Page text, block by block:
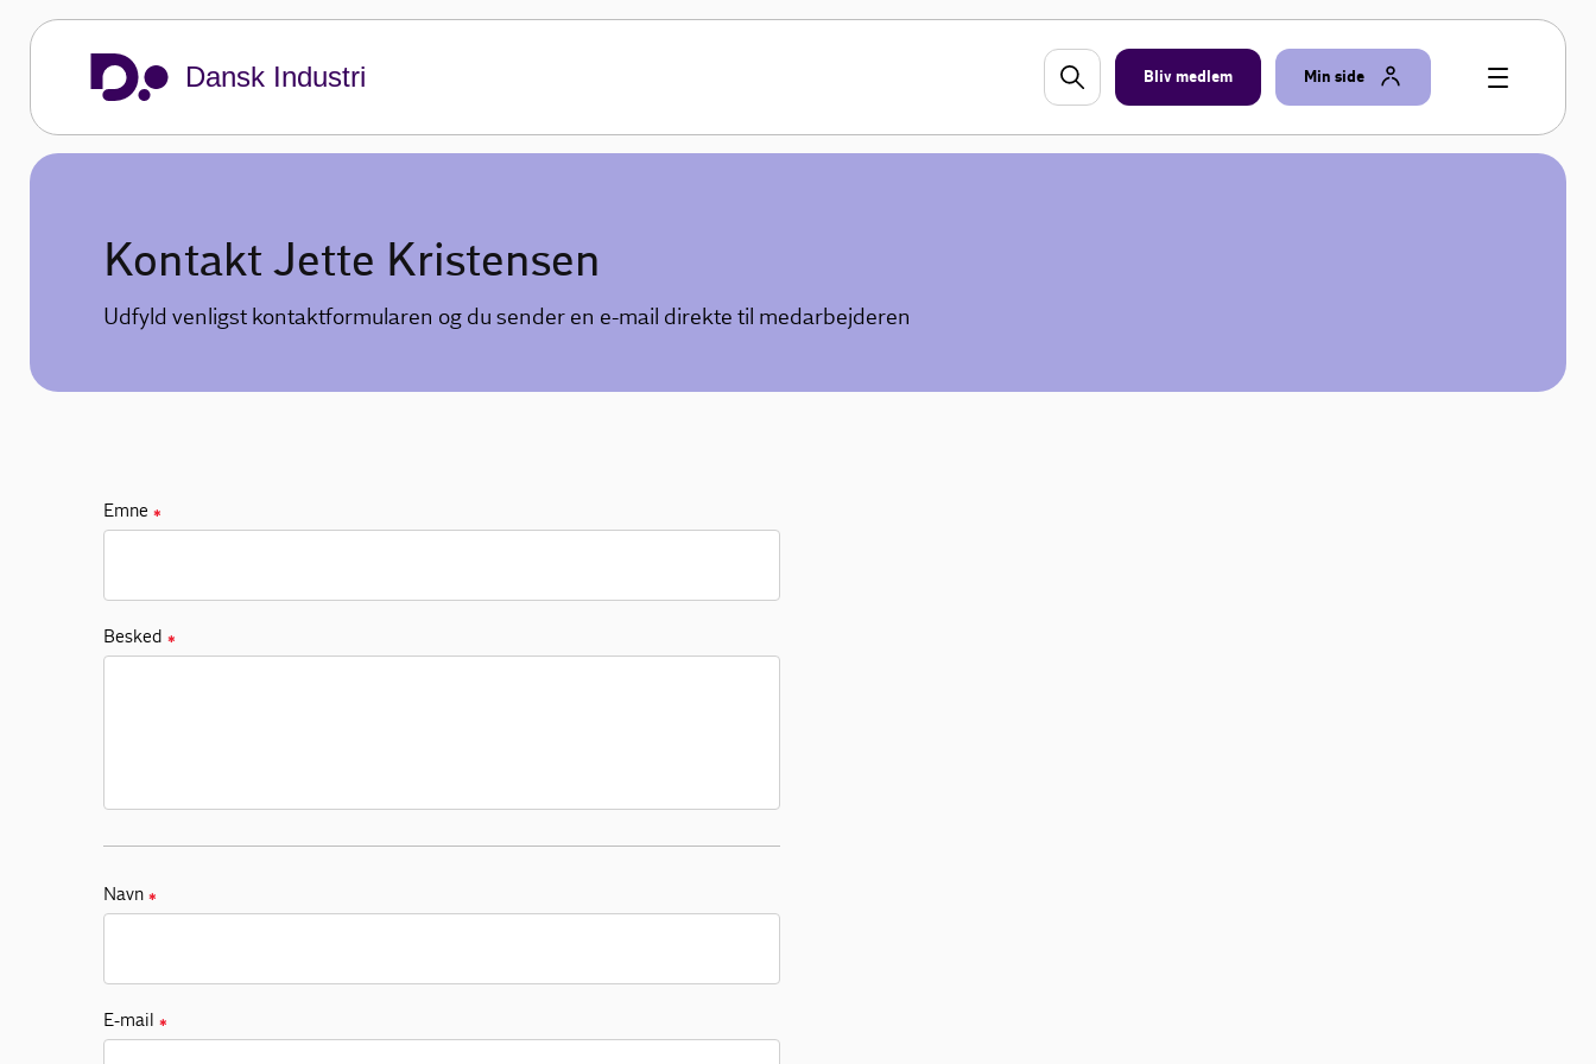
Dansk Industri Bliv medlem Min side
Kontakt Jette Kristensen
Udfyld venligst kontaktformularen og du sender en e-mail direkte til medarbejderen
Emne ✱
Besked ✱
Navn ✱
E-mail ✱